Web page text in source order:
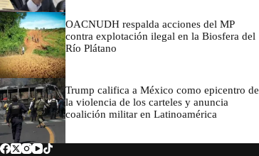
OACNUDH respalda acciones del MP
contra explotación ilegal en la Biosfera del
Río Plátano
Trump califica a México como epicentro de
la violencia de los carteles y anuncia
coalición militar en Latinoamérica